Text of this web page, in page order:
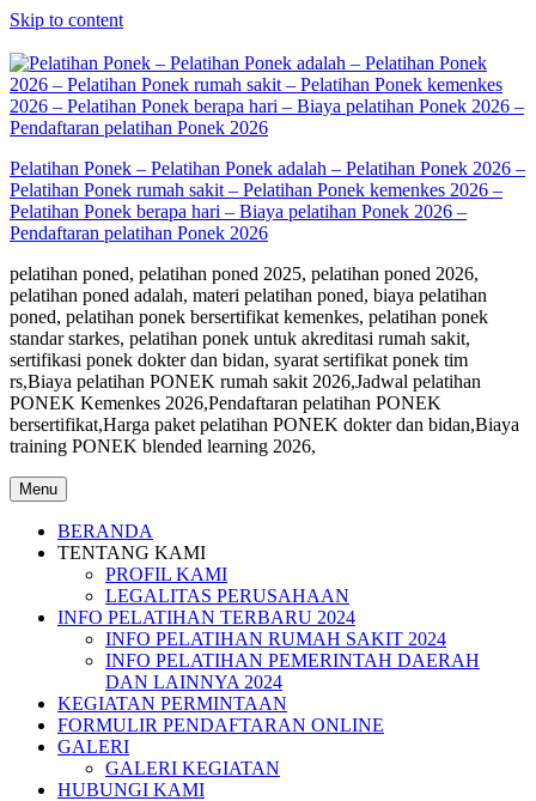
Skip to content
Pelatihan Ponek – Pelatihan Ponek adalah – Pelatihan Ponek 2026 –
Pelatihan Ponek rumah sakit – Pelatihan Ponek kemenkes 2026 –
Pelatihan Ponek berapa hari – Biaya pelatihan Ponek 2026 –
Pendaftaran pelatihan Ponek 2026
pelatihan poned, pelatihan poned 2025, pelatihan poned 2026,
pelatihan poned adalah, materi pelatihan poned, biaya pelatihan
poned, pelatihan ponek bersertifikat kemenkes, pelatihan ponek
standar starkes, pelatihan ponek untuk akreditasi rumah sakit,
sertifikasi ponek dokter dan bidan, syarat sertifikat ponek tim
rs,Biaya pelatihan PONEK rumah sakit 2026,Jadwal pelatihan
PONEK Kemenkes 2026,Pendaftaran pelatihan PONEK
bersertifikat,Harga paket pelatihan PONEK dokter dan bidan,Biaya
training PONEK blended learning 2026,
Menu
BERANDA
TENTANG KAMI
PROFIL KAMI
LEGALITAS PERUSAHAAN
INFO PELATIHAN TERBARU 2024
INFO PELATIHAN RUMAH SAKIT 2024
INFO PELATIHAN PEMERINTAH DAERAH
DAN LAINNYA 2024
KEGIATAN PERMINTAAN
FORMULIR PENDAFTARAN ONLINE
GALERI
GALERI KEGIATAN
HUBUNGI KAMI